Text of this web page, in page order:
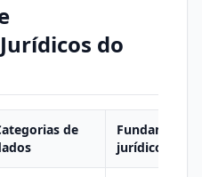
do
de
Fundamento
jurídico